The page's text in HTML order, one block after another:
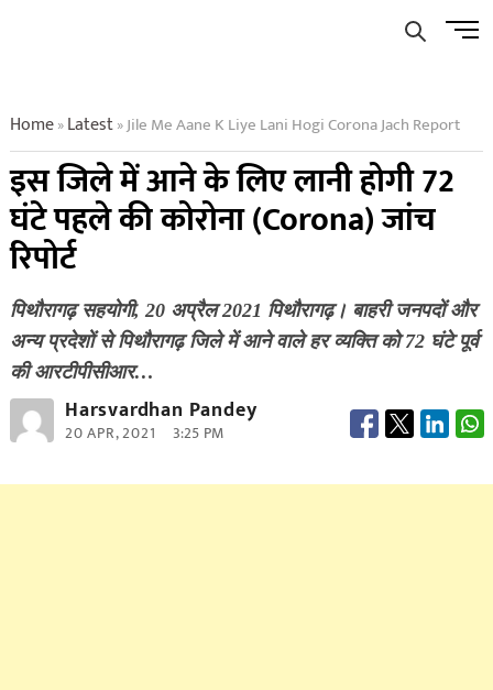
Menu
Home»Latest»Jile Me Aane K Liye Lani Hogi Corona Jach Report
इस जिले में आने के लिए लानी होगी 72
घंटे पहले की कोरोना (Corona) जांच
रिपोर्ट
पिथौरागढ़ सहयोगी, 20 अप्रैल 2021 पिथौरागढ़। बाहरी जनपदों और
अन्य प्रदेशों से पिथौरागढ़ जिले में आने वाले हर व्यक्ति को 72 घंटे पूर्व
की आरटीपीसीआर…
Harsvardhan Pandey
20 APR, 2021 3:25 PM